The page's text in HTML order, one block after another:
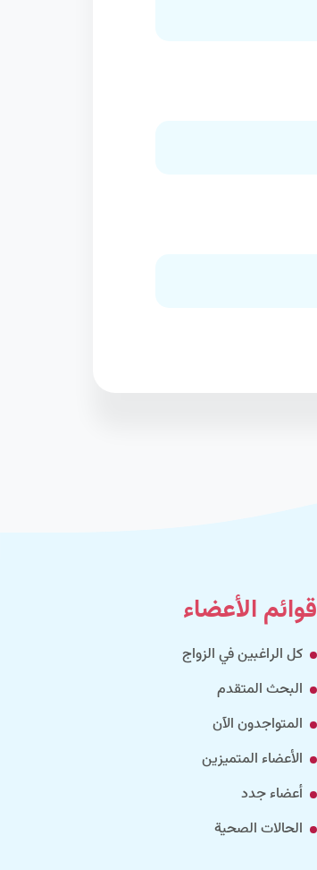
قوائم الأعضاء
كل الراغبين في الزواج
البحث المتقدم
المتواجدون الآن
الأعضاء المتميزين
أعضاء جدد
الحالات الصحية